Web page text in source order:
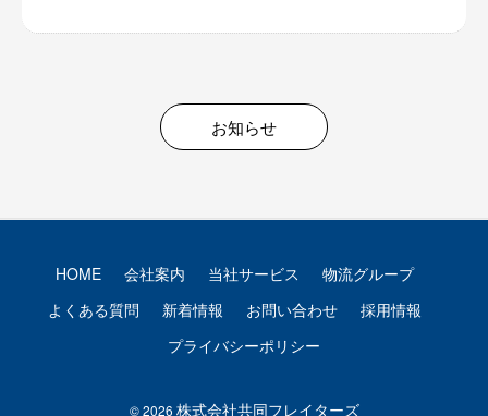
お知らせ
HOME 会社案内 当社サービス
物流グループ
よくある質問
新着情報 お問い合わせ
採用情報
プライバシーポリシー
© 2026 株式会社共同フレイターズ